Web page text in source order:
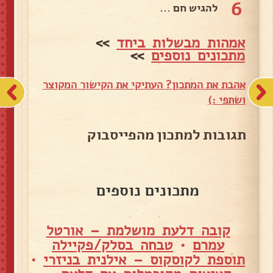
6 להגיש חם ...
אמהות מבשלות ביחד >>
מתכונים נוספים>>
אהבת את המתכון? העתיקי את הקישור המקוצר
ושתפי :)
תגובות למתכון מהפייסבוק
מתכונים נוספים
קובה דלעת מושלמת – אורטל
עמרם • טבחה בסלק/פקיילה
תוספת לקוסקוס – אילנית בניזרי •